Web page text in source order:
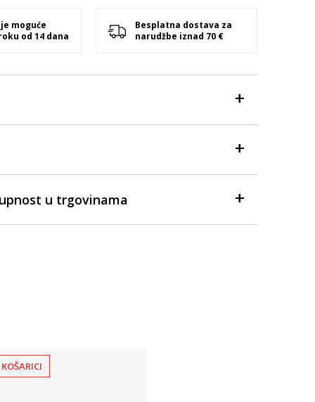
moguće
od 14 dana
Besplatna dostava za
narudžbe iznad 70 €
u trgovinama